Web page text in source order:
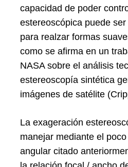
capacidad de poder
estereoscópica puede
para realzar formas
como se afirma en un
NASA sobre el análisis
estereoscopía sintética
imágenes de satélite
La exageración
manejar mediante el
angular citado